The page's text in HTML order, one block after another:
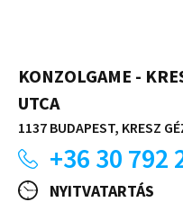
KONZOLGAME -
UTCA
1137 BUDAPEST, KRESZ
+36 30 792
NYITVATARTÁS